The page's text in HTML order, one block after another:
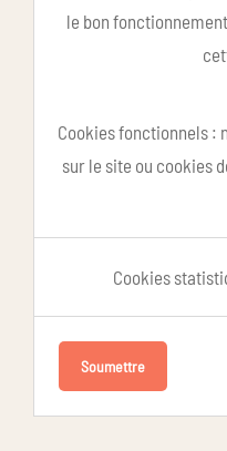
le bon
Cookies fonctionnels :
sur le site ou cookies
Cookies
Soumettre